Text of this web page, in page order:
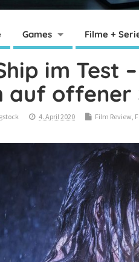
Games Filme +
im Test
auf offener
4. April 2020 Film Review